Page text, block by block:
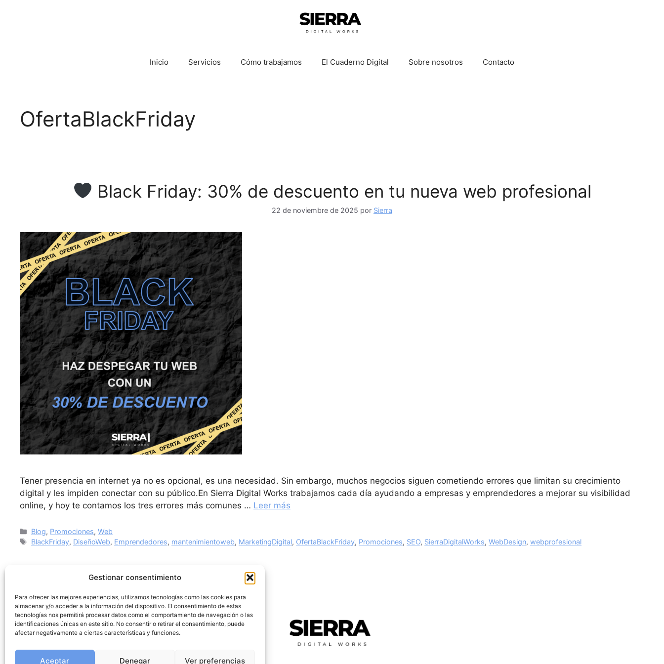
Gestionar consentimiento
Para ofrecer las mejores experiencias, utilizamos tecnologías como las cookies para
almacenar y/o acceder a la información del dispositivo. El consentimiento de estas
tecnologías nos permitirá procesar datos como el comportamiento de navegación o las
identificaciones únicas en este sitio. No consentir o retirar el consentimiento, puede
afectar negativamente a ciertas características y funciones.
Aceptar Denegar Ver preferencias
Inicio Servicios Cómo trabajamos El Cuaderno Digital Sobre nosotros Contacto
OfertaBlackFriday
Black Friday: 30% de descuento en tu nueva web profesional
22 de noviembre de 2025 por Sierra
Tener presencia en internet ya no es opcional, es una necesidad. Sin embargo, muchos negocios siguen cometiendo errores que limitan su crecimiento
digital y les impiden conectar con su público.En Sierra Digital Works trabajamos cada día ayudando a empresas y emprendedores a mejorar su visibilidad
online, y hoy te contamos los tres errores más comunes … Leer más
Blog, Promociones,Web
BlackFriday, DiseñoWeb, Emprendedores, mantenimientoweb, MarketingDigital, OfertaBlackFriday, Promociones, SEO, SierraDigitalWorks,WebDesign,webprofesional